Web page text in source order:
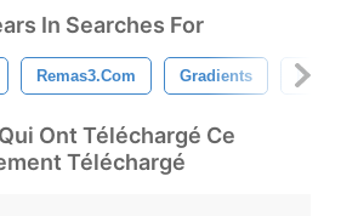
In Searches For
Remas3.com Gradients
Ont Téléchargé Ce
Téléchargé